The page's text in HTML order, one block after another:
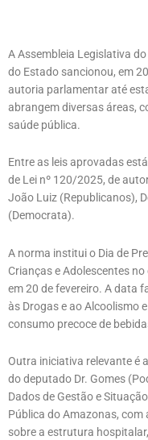
A Assembleia Legislativa
do Estado sancionou, em
autoria parlamentar até
abrangem diversas áreas,
saúde pública.
Entre as leis aprovadas
de Lei nº 120/2025, de
João Luiz (Republicanos),
(Democrata).
A norma institui o Dia de
Crianças e Adolescentes
em 20 de fevereiro. A data
às Drogas e ao Alcoolismo
consumo precoce de
Outra iniciativa relevante é
do deputado Dr. Gomes
Dados de Gestão e
Pública do Amazonas,
sobre a estrutura